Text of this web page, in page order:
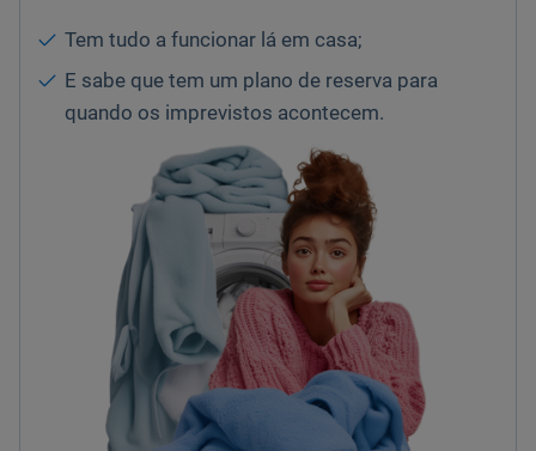
Tem tudo a funcionar lá em casa;
E sabe que tem um plano de reserva para
quando os imprevistos acontecem.